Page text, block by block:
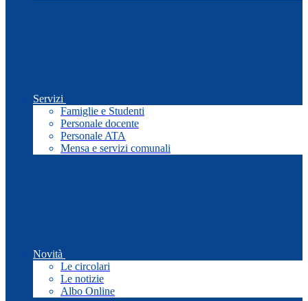
Servizi
Famiglie e Studenti
Personale docente
Personale ATA
Mensa e servizi comunali
Novità
Le circolari
Le notizie
Albo Online